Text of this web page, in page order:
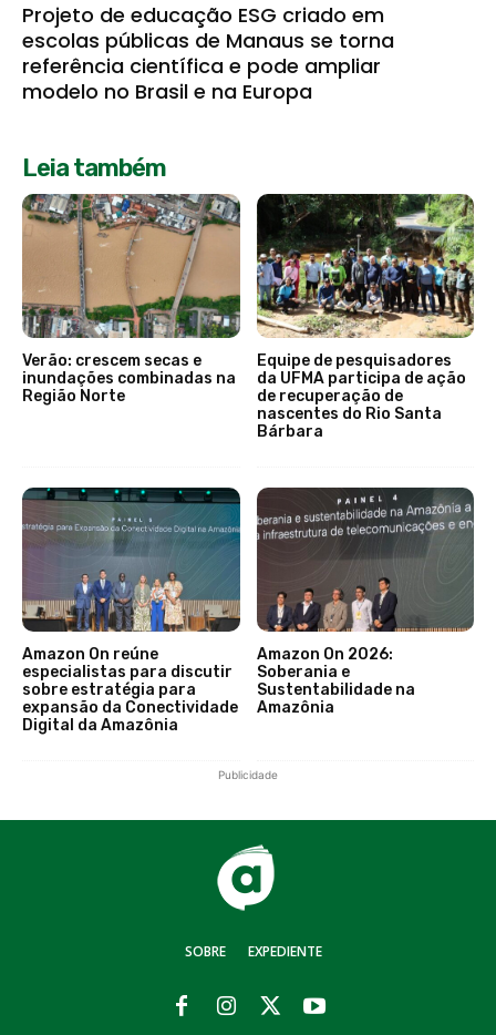
Projeto de educação ESG criado em
escolas públicas de Manaus se torna
referência científica e pode ampliar
modelo no Brasil e na Europa
Leia também
Verão: crescem secas e
inundações combinadas na
Região Norte
Equipe de pesquisadores
da UFMA participa de ação
de recuperação de
nascentes do Rio Santa
Bárbara
Amazon On reúne
especialistas para discutir
sobre estratégia para
expansão da Conectividade
Digital da Amazônia
Amazon On 2026:
Soberania e
Sustentabilidade na
Amazônia
Publicidade
SOBRE EXPEDIENTE